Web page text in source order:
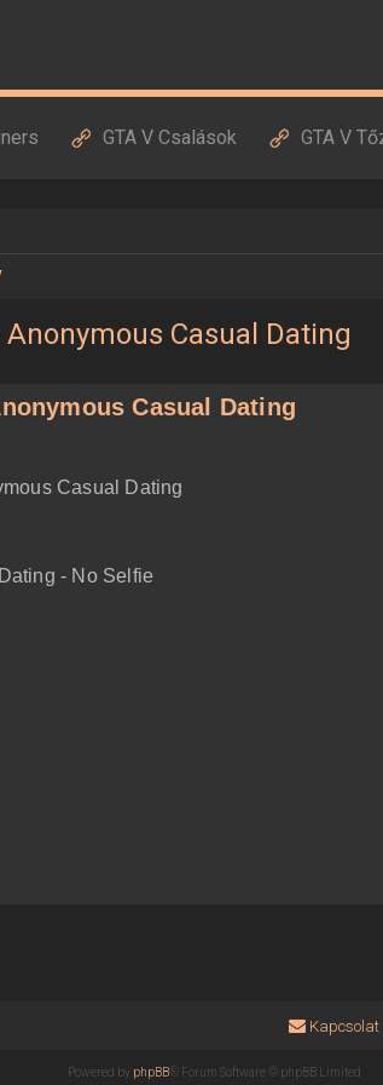
GTA V Csalások GTA V
Casual Dating
Casual Dating
Casual Dating
- No Selfie
Kapcsolat
Powered by phpBB® Forum Software © phpBB Limited